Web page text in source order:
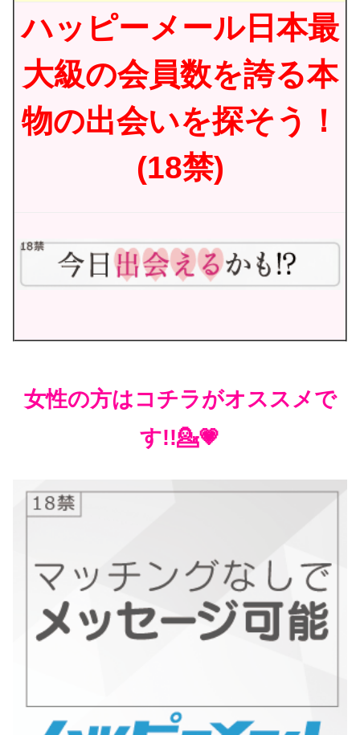
ハッピーメール日本最
大級の会員数を誇る本
物の出会いを探そう！
(18禁)
女性の方はコチラがオススメで
す!!💁💗